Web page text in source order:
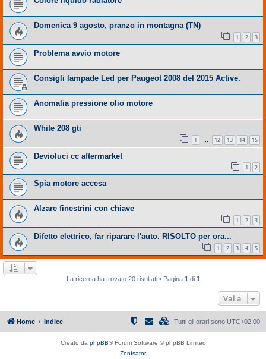
Domenica 9 agosto, pranzo in montagna (TN)
1 2 3
Problema avvio motore
Consigli lampade Led per Paugeot 2008 del 2015 Active.
Anomalia pressione olio motore
White 208 gti
1 … 12 13 14 15
Devioluci cc aftermarket
1 2
Spia motore accesa
Alzare finestrini con chiave
1 2 3
Difetto elettrico, far riparare l'auto. RISOLTO per ora...
1 2 3 4 5
La ricerca ha trovato 20 risultati • Pagina 1 di 1
Vai a
Home Indice Tutti gli orari sono UTC+02:00
Creato da phpBB® Forum Software © phpBB Limited
Zenìsator